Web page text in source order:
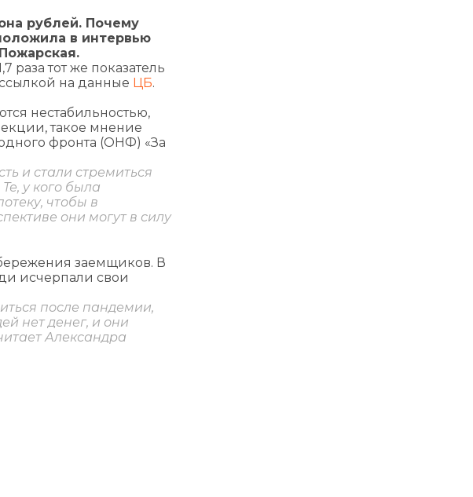
рублей. Почему
в интервью
тот же показатель
на данные ЦБ.
нестабильностью,
такое мнение
фронта (ОНФ) «За
и стали стремиться
у кого была
чтобы в
они могут в силу
заемщиков. В
исчерпали свои
после пандемии,
нет денег, и они
Александра